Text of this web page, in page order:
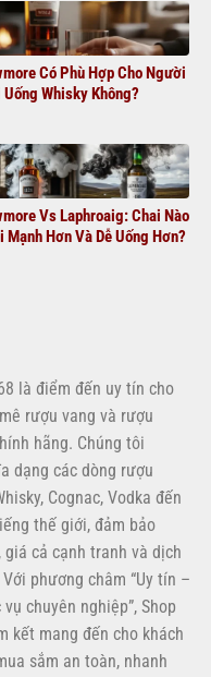
Có Phù Hợp Cho Người
Whisky Không?
Vs Laphroaig: Chai Nào
Mạnh Hơn Và Dễ Uống Hơn?
là điểm đến uy tín cho
rượu vang và rượu
hãng. Chúng tôi
dạng các dòng rượu
Cognac, Vodka đến
thế giới, đảm bảo
giá cả cạnh tranh và dịch
phương châm “Uy tín –
chuyên nghiệp”, Shop
kết mang đến cho khách
sắm an toàn, nhanh